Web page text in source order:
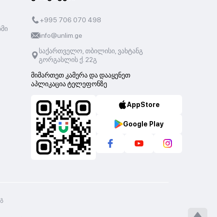
+995 706 070 498
info@unlim.ge
საქართველო, თბილისი, ვახტანგ
გორგასლის ქ. 22გ
მიმართეთ კამერა და დააყენეთ
აპლიკაცია ტელეფონზე
AppStore
Google Play